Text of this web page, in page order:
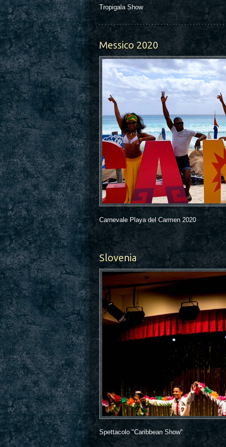
Tropigala Show
Messico 2020
Carnevale Playa del Carmen 2020
Slovenia
Spettacolo "Caribbean Show"